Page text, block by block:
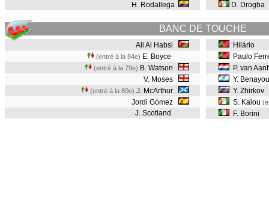
H. Rodallega
D. Drogba
BANC DE TOUCHE
Ali Al Habsi
(entré à la 84e) E. Boyce
(entré à la 79e) B. Watson
V. Moses
(entré à la 80e) J. McArthur
Jordi Gómez
J. Scotland
Hilário
Paulo
P. van
Y.
Y. Zhirkov
S. Kalou
F. Borini